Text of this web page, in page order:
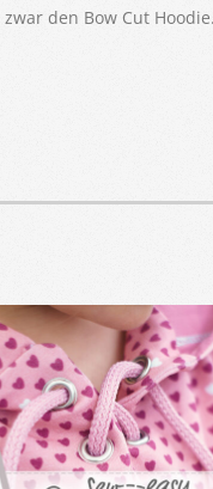
den Bow Cut